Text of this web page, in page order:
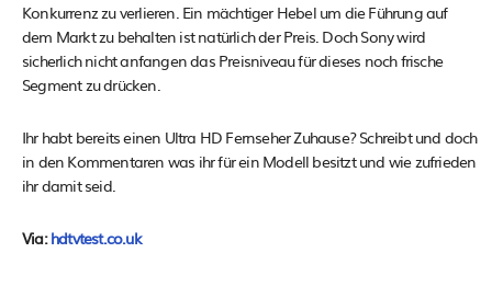
Konkurrenz zu verlieren. Ein mächtiger Hebel um die Führung auf
dem Markt zu behalten ist natürlich der Preis. Doch Sony wird
sicherlich nicht anfangen das Preisniveau für dieses noch frische
Segment zu drücken.
Ihr habt bereits einen Ultra HD Fernseher Zuhause? Schreibt und doch
in den Kommentaren was ihr für ein Modell besitzt und wie zufrieden
ihr damit seid.
Via:hdtvtest.co.uk